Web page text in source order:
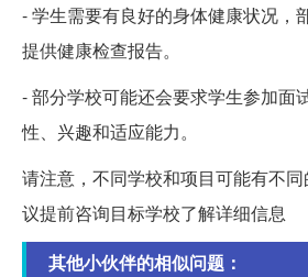
- 学生需要有良好的身体健康状况，
提供健康检查报告。
- 部分学校可能还会要求学生参加面
性、兴趣和适应能力。
请注意，不同学校和项目可能有不
议提前咨询目标学校了解详细信息
其他小伙伴的相似问题：